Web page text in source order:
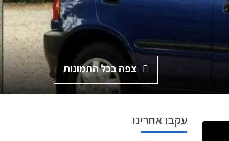
צפה בכל התמונות
עקבו אחרינו